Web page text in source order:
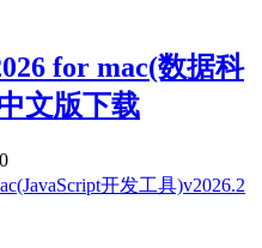
for mac(数据科
文版下载